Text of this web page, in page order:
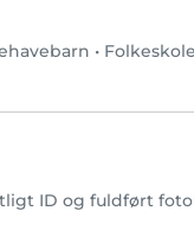
•
ID og fuldført